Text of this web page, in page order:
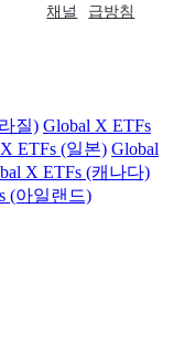
채널
급방침
질) Global X ETFs
ETFs (일본) Global
X ETFs (캐나다)
(아일랜드)